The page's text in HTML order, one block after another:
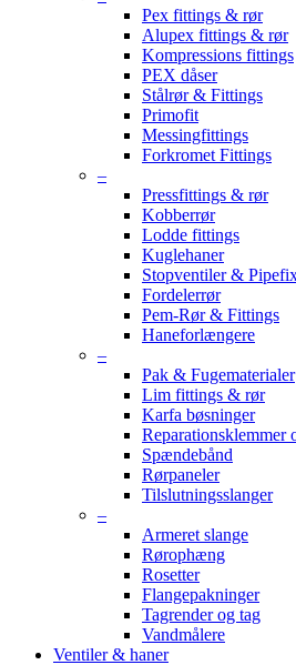
Pex fittings & rør
Alupex fittings & rør
Kompressions fittings
PEX dåser
Stålrør & Fittings
Primofit
Messingfittings
Forkromet Fittings
–
Pressfittings & rør
Kobberrør
Lodde fittings
Kuglehaner
Stopventiler &
Fordelerrør
Pem-Rør & Fittings
Haneforlængere
–
Pak & Fugematerialer
Lim fittings & rør
Karfa bøsninger
Reparationsklemmer
Spændebånd
Rørpaneler
Tilslutningsslanger
–
Armeret slange
Rørophæng
Rosetter
Flangepakninger
Tagrender og tag
Vandmålere
Ventiler & haner